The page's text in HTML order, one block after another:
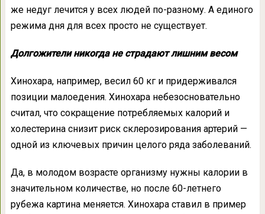
же недуг лечится у всех людей по-разному. А единого
режима дня для всех просто не существует.
Долгожители никогда не страдают лишним весом
Хинохара, например, весил 60 кг и придерживался
позиции малоедения. Хинохара небезосновательно
считал, что сокращение потребляемых калорий и
холестерина снизит риск склерозирования артерий —
одной из ключевых причин целого ряда заболеваний.
Да, в молодом возрасте организму нужны калории в
значительном количестве, но после 60-летнего
рубежа картина меняется. Хинохара ставил в пример